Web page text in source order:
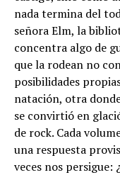
nada termina del
señora Elm, la
concentra algo de
que la rodean no
posibilidades
natación, otra
se convirtió en
de rock. Cada
una respuesta
veces nos persigue: